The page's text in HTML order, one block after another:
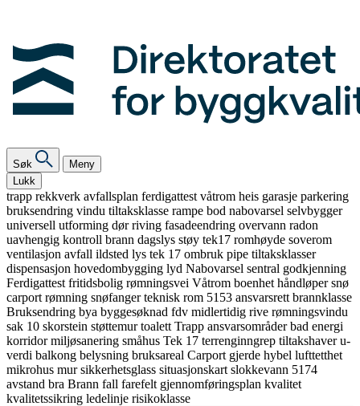
Søk
Meny
Lukk
trapp rekkverk avfallsplan ferdigattest våtrom heis garasje parkering
bruksendring vindu tiltaksklasse rampe bod nabovarsel selvbygger
universell utforming dørriving fasadeendring overvann radon
uavhengig kontroll brann dagslys støy tek17 romhøyde soverom
ventilasjon avfall ildsted lys tek 17 ombruk pipe tiltaksklasser
dispensasjon hovedombygging lyd Nabovarsel sentral godkjenning
Ferdigattest fritidsbolig rømningsvei Våtrom boenhet håndløpersnø
carport rømning snøfangerteknisk rom 5153 ansvarsrett brannklasse
Bruksendring bya byggesøknad fdv midlertidig rive rømningsvindu
sak 10 skorstein støttemurtoalett Trapp ansvarsområderbad energi
korridormiljøsanering småhus Tek 17 terrenginngrep tiltakshaveru-
verdi balkong belysning bruksareal Carport gjerde hybel lufttetthet
mikrohus mursikkerhetsglass situasjonskart slokkevann 5174
avstand bra Brann fall farefelt gjennomføringsplan kvalitet
kvalitetssikring ledelinje risikoklasse